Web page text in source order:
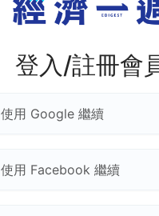
登入/註冊會
使用 Google 繼續
使用 Facebook 繼續